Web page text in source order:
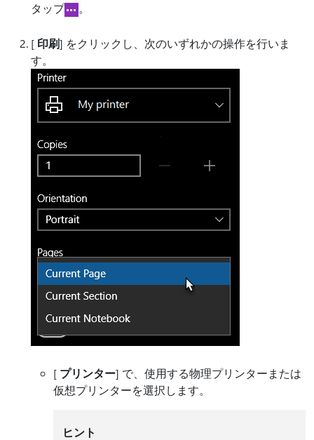
タップ
。
[ 印刷] をクリックし、次のいずれかの操作を行いま
す。
[ プリンター] で、使用する物理プリンターまたは
仮想プリンターを選択します。
ヒント